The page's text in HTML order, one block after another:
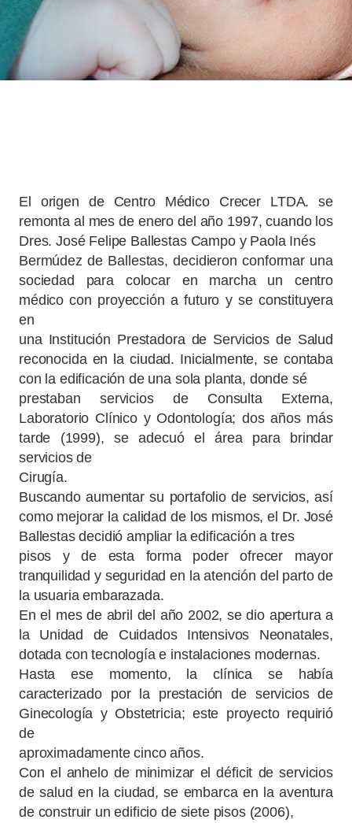
El origen de Centro Médico Crecer LTDA. se
remonta al mes de enero del año 1997, cuando los
Dres. José Felipe Ballestas Campo y Paola Inés
Bermúdez de Ballestas, decidieron conformar una
sociedad para colocar en marcha un centro
médico con proyección a futuro y se constituyera
en
una Institución Prestadora de Servicios de Salud
reconocida en la ciudad. Inicialmente, se contaba
con la edificación de una sola planta, donde sé
prestaban servicios de Consulta Externa,
Laboratorio Clínico y Odontología; dos años más
tarde (1999), se adecuó el área para brindar
servicios de
Cirugía.
Buscando aumentar su portafolio de servicios, así
como mejorar la calidad de los mismos, el Dr. José
Ballestas decidió ampliar la edificación a tres
pisos y de esta forma poder ofrecer mayor
tranquilidad y seguridad en la atención del parto de
la usuaria embarazada.
En el mes de abril del año 2002, se dio apertura a
la Unidad de Cuidados Intensivos Neonatales,
dotada con tecnología e instalaciones modernas.
Hasta ese momento, la clínica se había
caracterizado por la prestación de servicios de
Ginecología y Obstetricia; este proyecto requirió
de
aproximadamente cinco años.
Con el anhelo de minimizar el déficit de servicios
de salud en la ciudad, se embarca en la aventura
de construir un edificio de siete pisos (2006),